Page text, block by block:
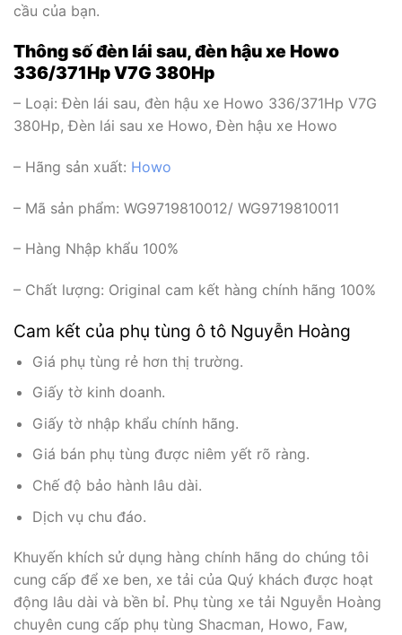
cầu của bạn.
Thông số đèn lái sau, đèn hậu xe Howo
336/371Hp V7G 380Hp
– Loại: Đèn lái sau, đèn hậu xe Howo 336/371Hp V7G
380Hp, Đèn lái sau xe Howo, Đèn hậu xe Howo
– Hãng sản xuất: Howo
– Mã sản phẩm: WG9719810012/ WG9719810011
– Hàng Nhập khẩu 100%
– Chất lượng: Original cam kết hàng chính hãng 100%
Cam kết của phụ tùng ô tô Nguyễn Hoàng
Giá phụ tùng rẻ hơn thị trường.
Giấy tờ kinh doanh.
Giấy tờ nhập khẩu chính hãng.
Giá bán phụ tùng được niêm yết rõ ràng.
Chế độ bảo hành lâu dài.
Dịch vụ chu đáo.
Khuyến khích sử dụng hàng chính hãng do chúng tôi
cung cấp để xe ben, xe tải của Quý khách được hoạt
động lâu dài và bền bỉ. Phụ tùng xe tải Nguyễn Hoàng
chuyên cung cấp phụ tùng Shacman, Howo, Faw,